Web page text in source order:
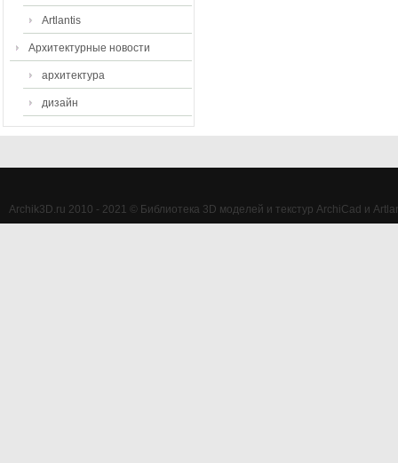
Artlantis
Архитектурные новости
архитектура
дизайн
Archik3D.ru 2010 - 2021 © Библиотека 3D моделей и текстур ArchiCad и